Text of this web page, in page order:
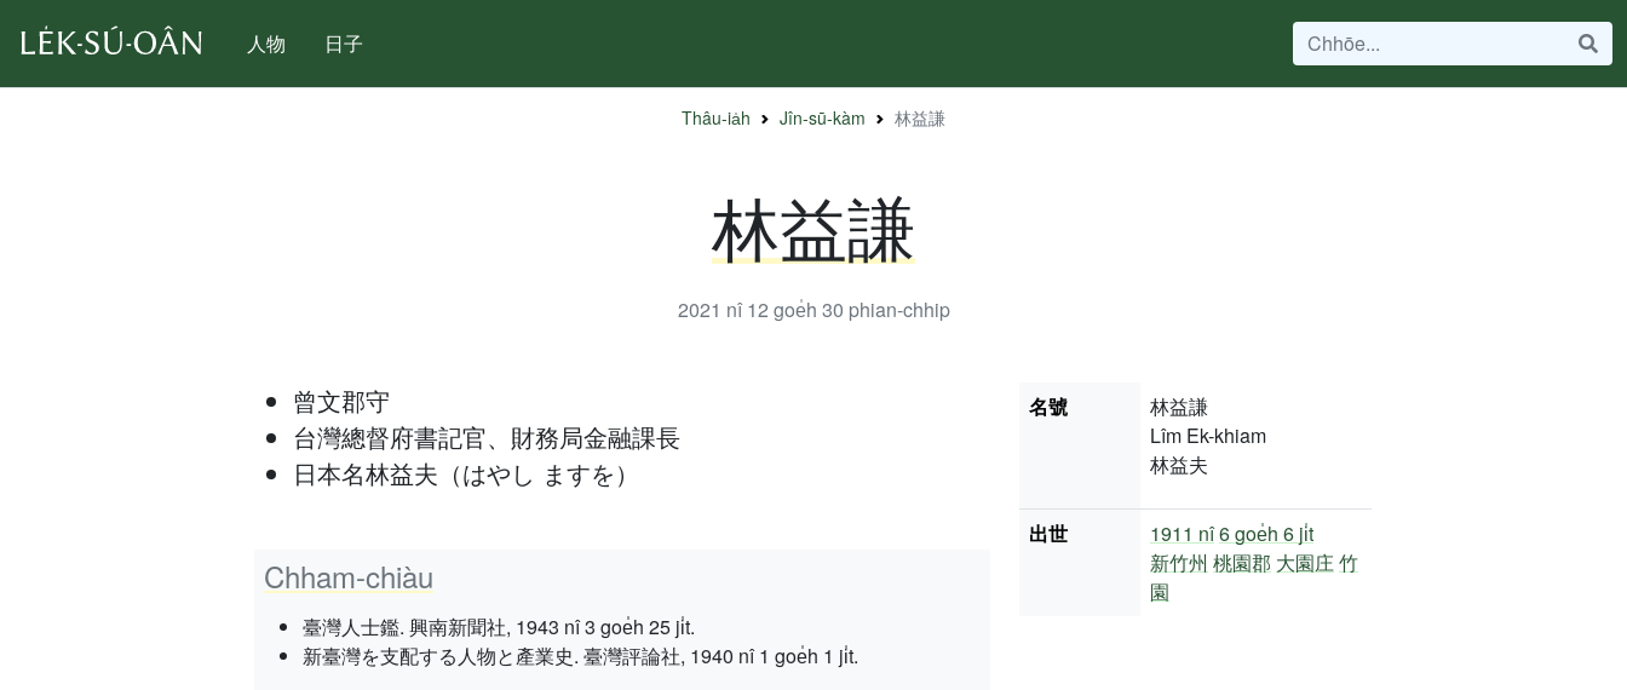
人物 日子
Thâu-ia̍h Jîn-sū-kàm 林益謙
林益謙
2021 nî 12 goe̍h 30 phian-chhip
曾文郡守
台灣總督府書記官、財務局金融課長
日本名林益夫（はやし ますを）
Chham-chiàu
臺灣人士鑑. 興南新聞社, 1943 nî 3 goe̍h 25 ji̍t.
新臺灣を支配する人物と產業史. 臺灣評論社, 1940 nî 1 goe̍h 1 ji̍t.
名號
林益謙
Lîm Ek-khiam
林益夫
出世 1911 nî6 goe̍h 6 ji̍t
新竹州 桃園郡 大園庄竹
園